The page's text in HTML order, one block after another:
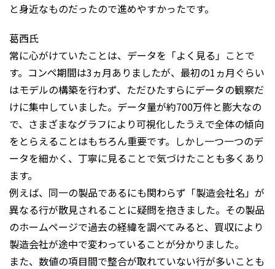
と身近なものだったので進めやすかったです。
葛西氏
常に心がけていたことは、データを「よく見る」ことで
す。コンペ期間は3ヵ月ありましたが、最初の1ヵ月ぐらい
はモデルの構築を行わず、ただひたすらにデータの観察だ
けに集中していました。データ量が約700万件と膨大なの
で、さまざまなグラフにより可視化したうえで全体の傾向
をとらえることはもちろん重要です。しかし一つ一つのデ
ータを細かく、丁寧に見ることで気づけたことも多くあり
ます。
例えば、同一の製品であるにも関わらず「製造会社名」が
異なる行が散見されることに疑問を抱きました。その製品
のホームページで過去の経緯を調べてみると、買収により
製造会社が途中で変わっていることが分かりました。
また、数値の項目間で整合が取れていない行が多いことも